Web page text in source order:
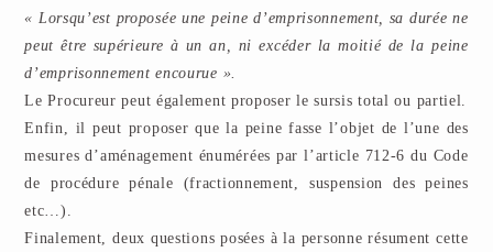
« Lorsqu’est proposée une peine d’emprisonnement, sa durée ne
peut être supérieure à un an, ni excéder la moitié de la peine
d’emprisonnement encourue ».
Le Procureur peut également proposer le sursis total ou partiel.
Enfin, il peut proposer que la peine fasse l’objet de l’une des
mesures d’aménagement énumérées par l’article 712-6 du Code
de procédure pénale (fractionnement, suspension des peines
etc…).
Finalement, deux questions posées à la personne résument cette